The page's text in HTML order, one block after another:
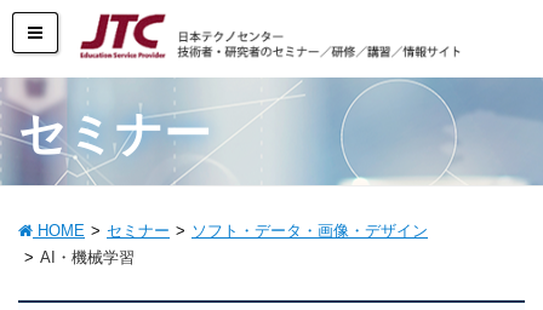
セミナー
HOME セミナー
ソフト・データ・画像・デザイン
AI・機械学習